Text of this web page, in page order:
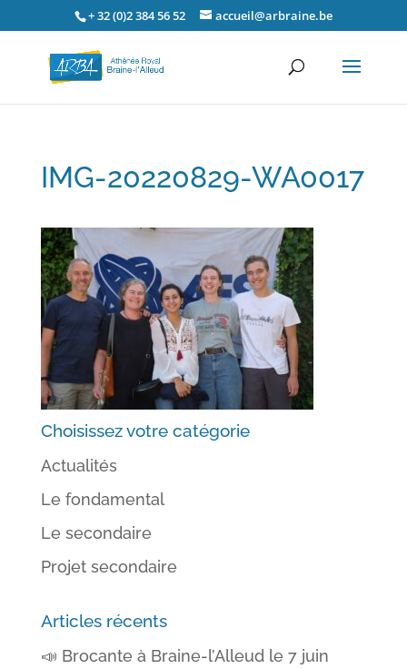
+ 32 (0)2 384 56 52 accueil@arbraine.be
IMG-20220829-WA0017
Choisissez votre catégorie
Actualités
Le fondamental
Le secondaire
Projet secondaire
Articles récents
📣 Brocante à Braine-l’Alleud le 7 juin